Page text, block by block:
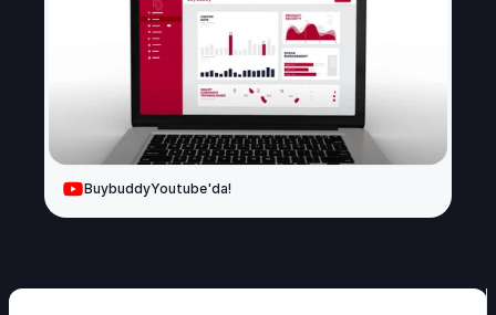
BuybuddyYoutube'da!